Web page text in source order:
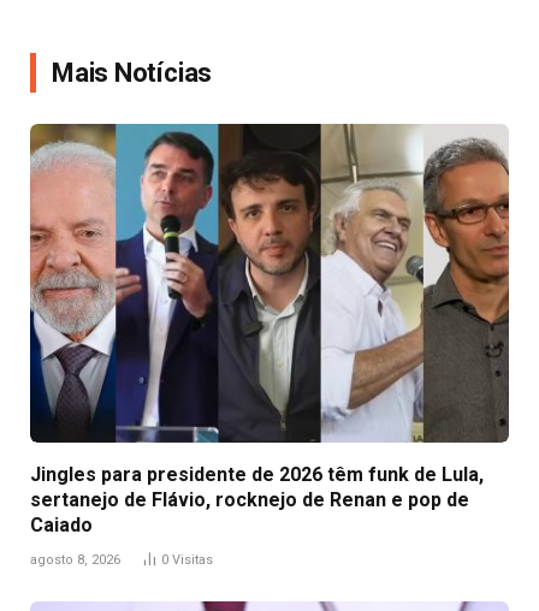
Mais Notícias
Jingles para presidente de 2026 têm funk de Lula,
sertanejo de Flávio, rocknejo de Renan e pop de
Caiado
agosto 8, 2026 0 Visitas